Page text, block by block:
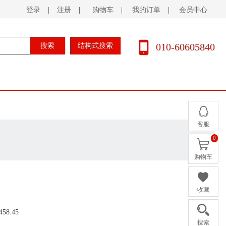
登录 注册 购物车 我的订单 会员中心
010-60605840
搜索 结构式搜索
客服
购物车
0
收藏
搜索